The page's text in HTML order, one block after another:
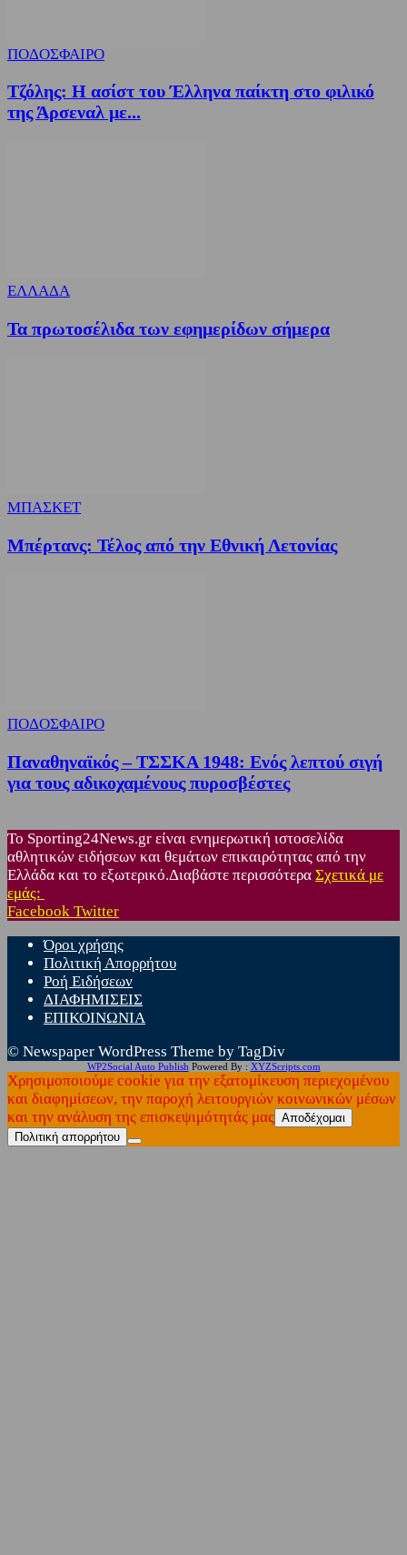
ΠΟΔΟΣΦΑΙΡΟ
Τζόλης: Η ασίστ του Έλληνα παίκτη στο φιλικό
της Άρσεναλ με...
ΕΛΛΑΔΑ
Τα πρωτοσέλιδα των εφημερίδων σήμερα
ΜΠΑΣΚΕΤ
Μπέρτανς: Τέλος από την Εθνική Λετονίας
ΠΟΔΟΣΦΑΙΡΟ
Παναθηναϊκός – ΤΣΣΚΑ 1948: Ενός λεπτού σιγή
για τους αδικοχαμένους πυροσβέστες
Το Sporting24News.gr είναι ενημερωτική ιστοσελίδα
αθλητικών ειδήσεων και θεμάτων επικαιρότητας από την
Ελλάδα και το εξωτερικό.Διαβάστε περισσότερα Σχετικά με
εμάς:
Facebook Twitter
Όροι χρήσης
Πολιτική Απορρήτου
Ροή Ειδήσεων
ΔΙΑΦΗΜΙΣΕΙΣ
ΕΠΙΚΟΙΝΩΝΙΑ
© Newspaper WordPress Theme by TagDiv
WP2Social Auto Publish Powered By : XYZScripts.com
Χρησιμοποιούμε cookie για την εξατομίκευση περιεχομένου
και διαφημίσεων, την παροχή λειτουργιών κοινωνικών μέσων
και την ανάλυση της επισκεψιμότητάς μας Αποδέχομαι
Πολιτική απορρήτου